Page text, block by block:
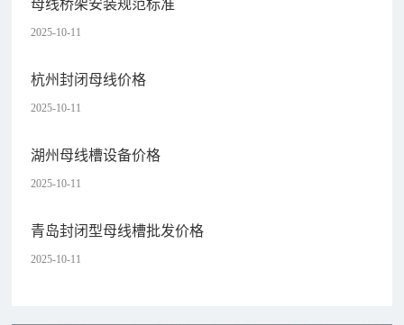
母线桥架安装规范标准
2025-10-11
杭州封闭母线价格
2025-10-11
湖州母线槽设备价格
2025-10-11
青岛封闭型母线槽批发价格
2025-10-11